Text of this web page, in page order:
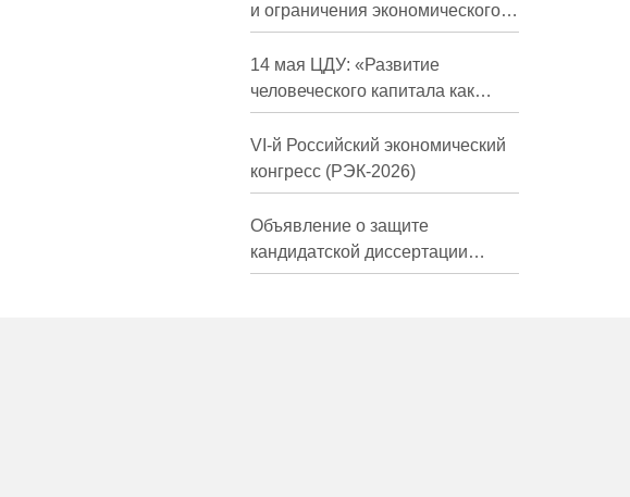
и ограничения экономического
развития России в средне- и
долгосрочной перспективе»
14 мая ЦДУ: «Развитие
человеческого капитала как
фактор экономического роста»
VI-й Российский экономический
конгресс (РЭК-2026)
Объявление о защите
кандидатской диссертации
Трындиной Николь Сергеевны